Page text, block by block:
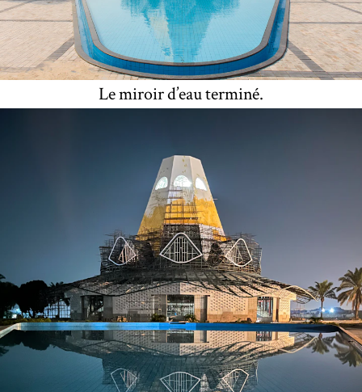
Le miroir d’eau terminé.